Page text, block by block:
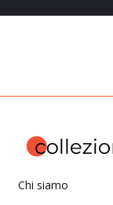
Chi siamo